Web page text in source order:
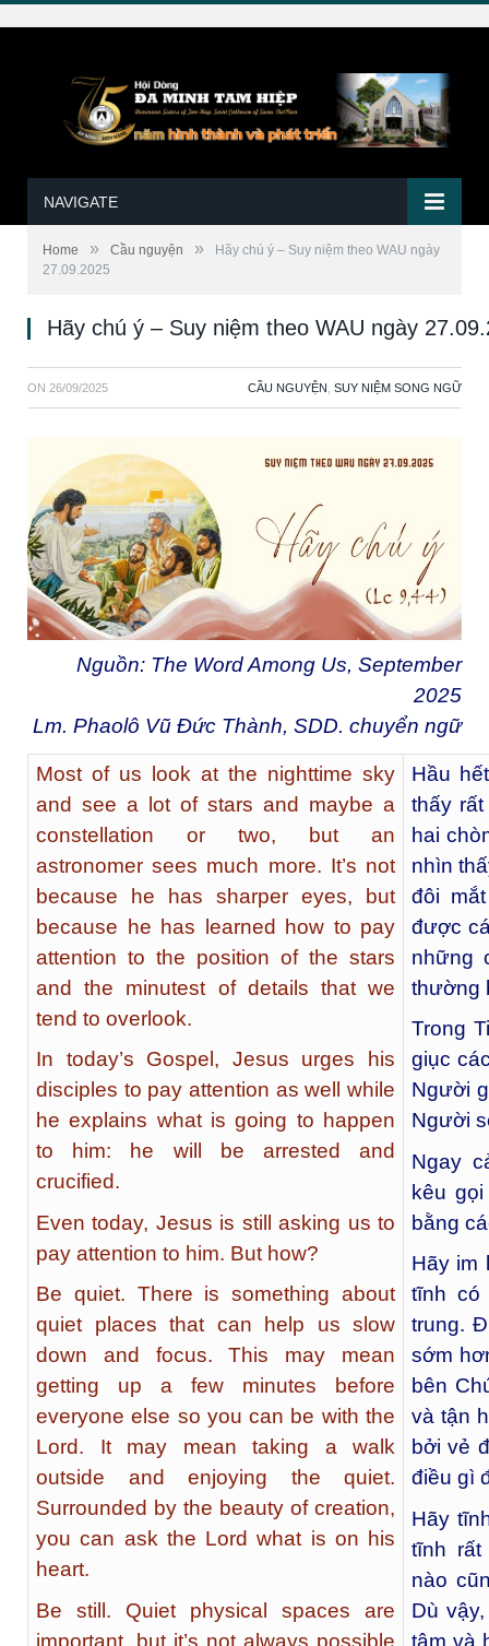
NAVIGATE
Home » Cầu nguyện »
Hãy chú ý – Suy niệm theo WAU ngày
27.09.2025
Hãy chú ý – Suy niệm theo WAU ngày
ON 26/09/2025 CẦU NGUYỆN SUY NIỆM SONG NGỮ
Nguồn: The Word Among Us, September
2025
Lm. Phaolô Vũ Đức Thành, SDD. chuyển ngữ
Most of us look at the nighttime sky
and see a lot of stars and maybe a
constellation or two, but an
astronomer sees much more. It’s not
because he has sharper eyes, but
because he has learned how to pay
attention to the position of the stars
and the minutest of details that we
tend to overlook.
In today’s Gospel, Jesus urges his
disciples to pay attention as well while
he explains what is going to happen
to him: he will be arrested and
crucified.
Even today, Jesus is still asking us to
pay attention to him. But how?
Be quiet. There is something about
quiet places that can help us slow
down and focus. This may mean
getting up a few minutes before
everyone else so you can be with the
Lord. It may mean taking a walk
outside and enjoying the quiet.
Surrounded by the beauty of creation,
you can ask the Lord what is on his
heart.
Be still. Quiet physical spaces are
important, but it’s not always possible
Hầu
thấy
hai
nhìn
đôi
được
những
thường
Trong
giục
Người
Người
Ngay
kêu
bằng
Hãy im
tĩnh có
trung.
sớm
bên
và tận
bởi vẻ
điều gì
Hãy
tĩnh rất
nào
Dù
tâm và